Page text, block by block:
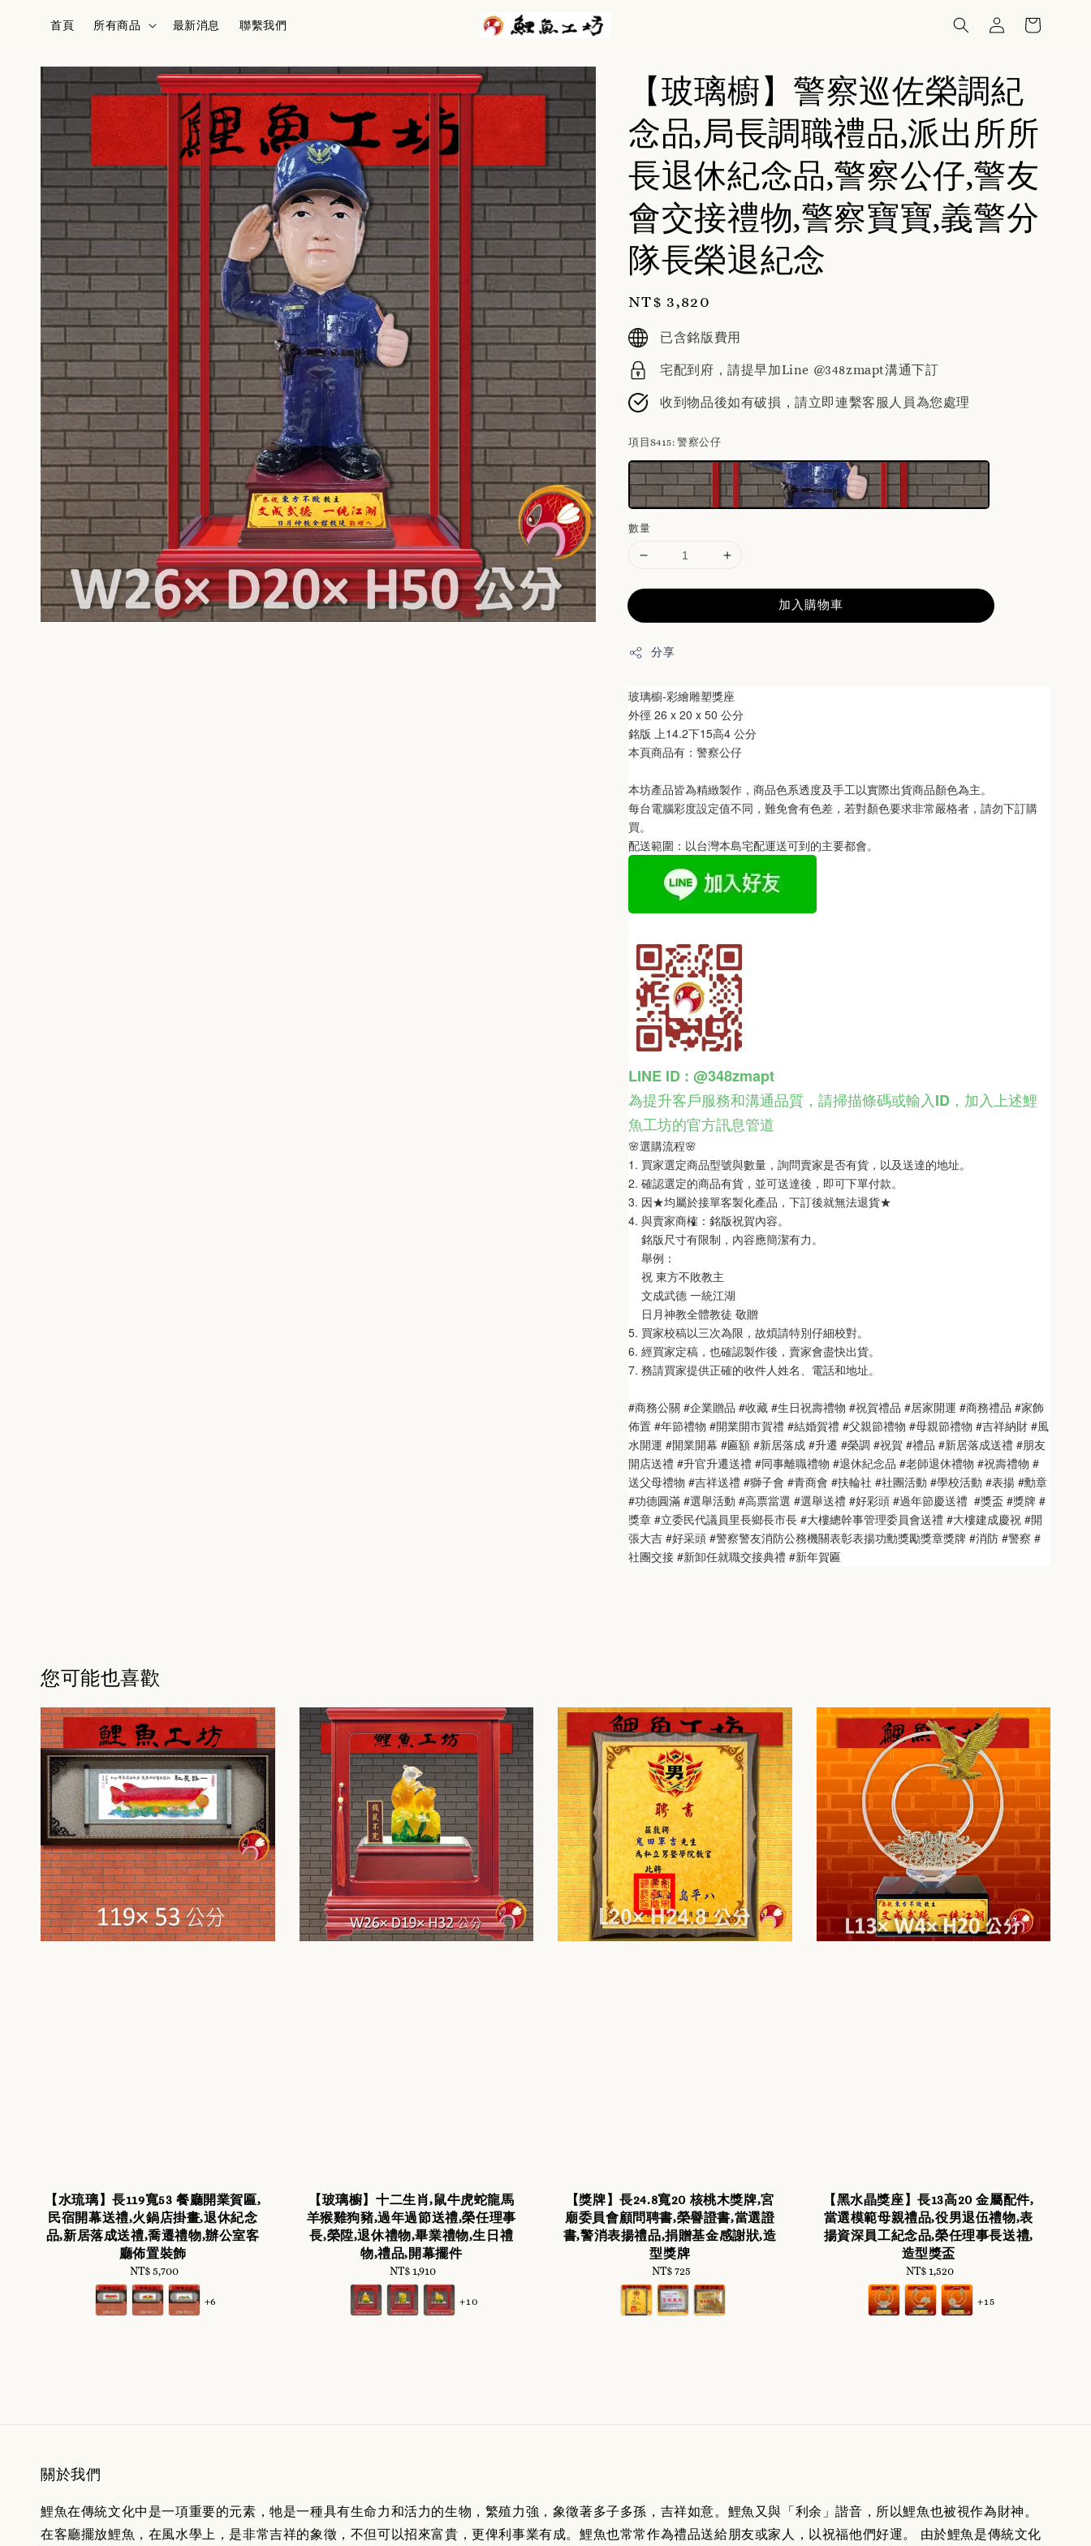
首頁 所有商品 最新消息 聯繫我們
【玻璃櫥】警察巡佐榮調紀
念品,局長調職禮品,派出所所
長退休紀念品,警察公仔,警友
會交接禮物,警察寶寶,義警分
隊長榮退紀念
Regular
price
NT$ 3,820
已含銘版費用
宅配到府，請提早加Line @348zmapt溝通下訂
收到物品後如有破損，請立即連繫客服人員為您處理
項目S415: 警察公仔
數量
加入購物車
分享
玻璃櫥-彩繪雕塑獎座
外徑 26 x 20 x 50 公分
銘版 上14.2下15高4 公分
本頁商品有：警察公仔
本坊產品皆為精緻製作，商品色系透度及手工以實際出貨商品顏色為主。
每台電腦彩度設定值不同，難免會有色差，若對顏色要求非常嚴格者，請勿下訂購
買。
配送範圍：以台灣本島宅配運送可到的主要都會。
LINE ID : @348zmapt
為提升客戶服務和溝通品質，請掃描條碼或輸入ID ， 加入上述鯉
魚工坊的官方訊息管道
🌸選購流程🌸
1. 買家選定商品型號與數量，詢問賣家是否有貨，以及送達的地址。
2. 確認選定的商品有貨，並可送達後，即可下單付款。
3. 因★均屬於接單客製化產品，下訂後就無法退貨★
4. 與賣家商榷：銘版祝賀內容。
銘版尺寸有限制，內容應簡潔有力。
舉例：
祝 東方不敗教主
文成武德 一統江湖
日月神教全體教徒 敬贈
5. 買家校稿以三次為限，故煩請特別仔細校對。
6. 經買家定稿，也確認製作後，賣家會盡快出貨。
7. 務請買家提供正確的收件人姓名、電話和地址。
#商務公關 #企業贈品 #收藏 #生日祝壽禮物 #祝賀禮品 #居家開運 #商務禮品 #家飾
佈置 #年節禮物 #開業開市賀禮 #結婚賀禮 #父親節禮物 #母親節禮物 #吉祥納財 #風
水開運 #開業開幕 #匾額 #新居落成 #升遷 #榮調 #祝賀 #禮品 #新居落成送禮 #朋友
開店送禮 #升官升遷送禮 #同事離職禮物 #退休紀念品 #老師退休禮物 #祝壽禮物 #
送父母禮物 #吉祥送禮 #獅子會 #青商會 #扶輪社 #社團活動 #學校活動 #表揚 #勳章
#功德圓滿 #選舉活動 #高票當選 #選舉送禮 #好彩頭 #過年節慶送禮  #獎盃 #獎牌 #
獎章 #立委民代議員里長鄉長市長 #大樓總幹事管理委員會送禮 #大樓建成慶祝 #開
張大吉 #好采頭 #警察警友消防公務機關表彰表揚功勳獎勵獎章獎牌 #消防 #警察 #
社團交接 #新卸任就職交接典禮 #新年賀匾
您可能也喜歡
【水琉璃】長119寬53 餐廳開業賀匾,
民宿開幕送禮,火鍋店掛畫,退休紀念
品,新居落成送禮,喬遷禮物,辦公室客
廳佈置裝飾
Regular
price
NT$ 5,700
+6
【玻璃櫥】十二生肖,鼠牛虎蛇龍馬
羊猴雞狗豬,過年過節送禮,榮任理事
長,榮陞,退休禮物,畢業禮物,生日禮
物,禮品,開幕擺件
Regular
price
NT$ 1,910
+10
【獎牌】長24.8寬20 核桃木獎牌,宮
廟委員會顧問聘書,榮譽證書,當選證
書,警消表揚禮品,捐贈基金感謝狀,造
型獎牌
Regular
price
NT$ 725
【黑水晶獎座】長13高20 金屬配件,
當選模範母親禮品,役男退伍禮物,表
揚資深員工紀念品,榮任理事長送禮,
造型獎盃
Regular
price
NT$ 1,520
+15
關於我們
鯉魚在傳統文化中是一項重要的元素，牠是一種具有生命力和活力的生物，繁殖力強，象徵著多子多孫，吉祥如意。鯉魚又與「利余」諧音，所以鯉魚也被視作為財神。
在客廳擺放鯉魚，在風水學上，是非常吉祥的象徵，不但可以招來富貴，更俾利事業有成。鯉魚也常常作為禮品送給朋友或家人，以祝福他們好運。 由於鯉魚是傳統文化